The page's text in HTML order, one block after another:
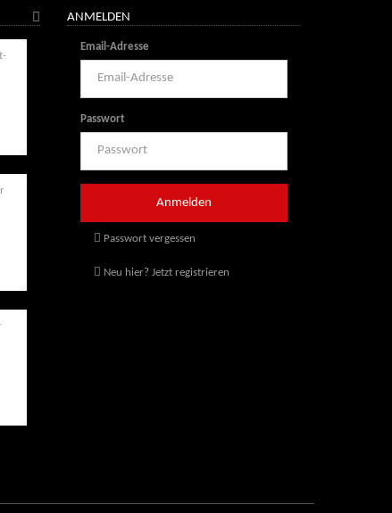
ANMELDEN
Email-Adresse
Passwort
Passwort vergessen
Neu hier? Jetzt registrieren